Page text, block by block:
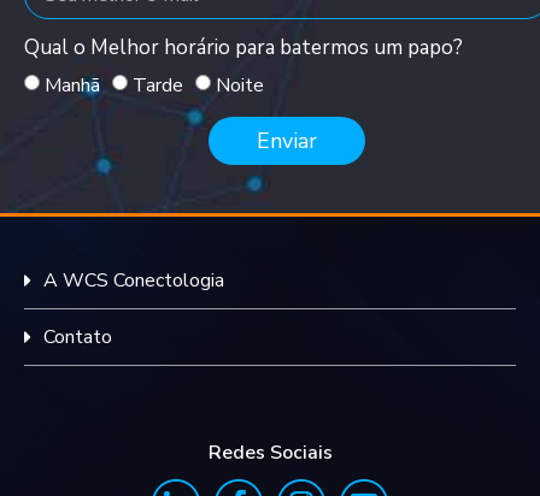
Qual o Melhor horário para batermos um papo?
Manhã Tarde Noite
Enviar
A WCS Conectologia
Contato
Redes Sociais